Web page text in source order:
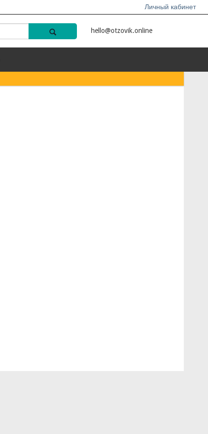
Личный кабинет
hello@otzovik.online